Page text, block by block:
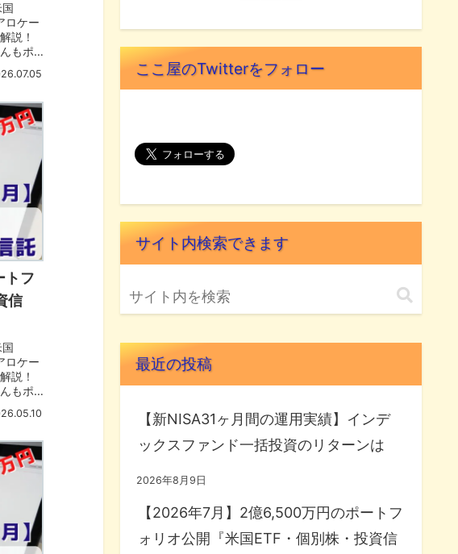
ロケー
説！
もポ
トフ
信
ロケー
説！
もポ
ここ屋のTwitterをフォロー
サイト内検索できます
最近の投稿
【新NISA31ヶ月間の運用実績】インデ
ックスファンド一括投資のリターンは
2026年8月9日
【2026年7月】2億6,500万円のポートフ
ォリオ公開『米国ETF・個別株・投資信